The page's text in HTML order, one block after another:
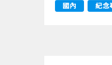
國內 紀念